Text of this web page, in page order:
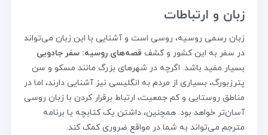
زبان و ارتباطات
زبان رسمی روسیه، روسی است و آشنایی با این زبان می‌تواند
در سفر به این کشور و کشف قصه‌های روسیه: سفر جادویی
بسیار مفید باشد. اگرچه در شهرهای بزرگ مانند مسکو و سن
پترزبورگ، بسیاری از مردم به انگلیسی نیز آشنایی دارند، اما در
مناطق روستایی و کم جمعیت، ارتباط برقرار کردن با زبان روسی
آسان‌تر خواهد بود. همچنین، داشتن یک کتابچه یا برنامه
مترجم می‌تواند به شما در مواقع ضروری کمک کند.